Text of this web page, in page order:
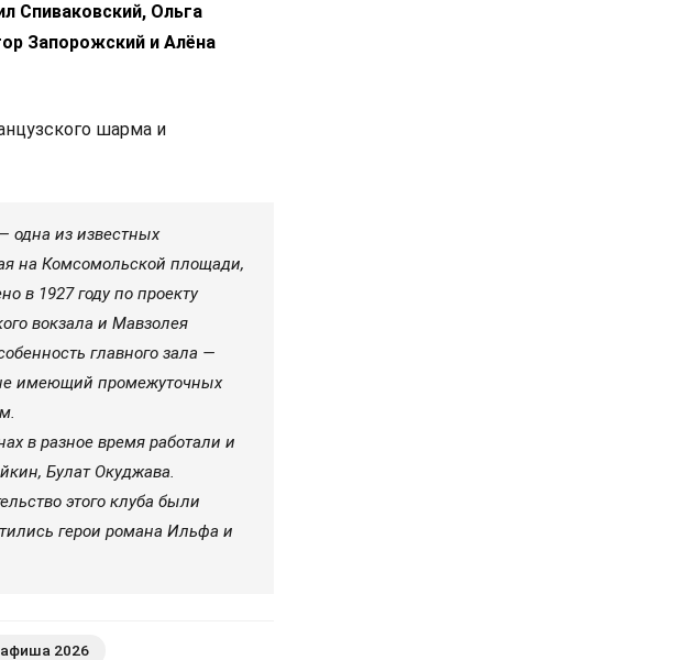
Спиваковский, Ольга
Запорожский и Алёна
шарма и
из известных
на Комсомольской площади,
в 1927 году по проекту
вокзала и Мавзолея
главного зала —
имеющий промежуточных
в разное время работали и
Булат Окуджава.
этого клуба были
герои романа Ильфа и
афиша 2026